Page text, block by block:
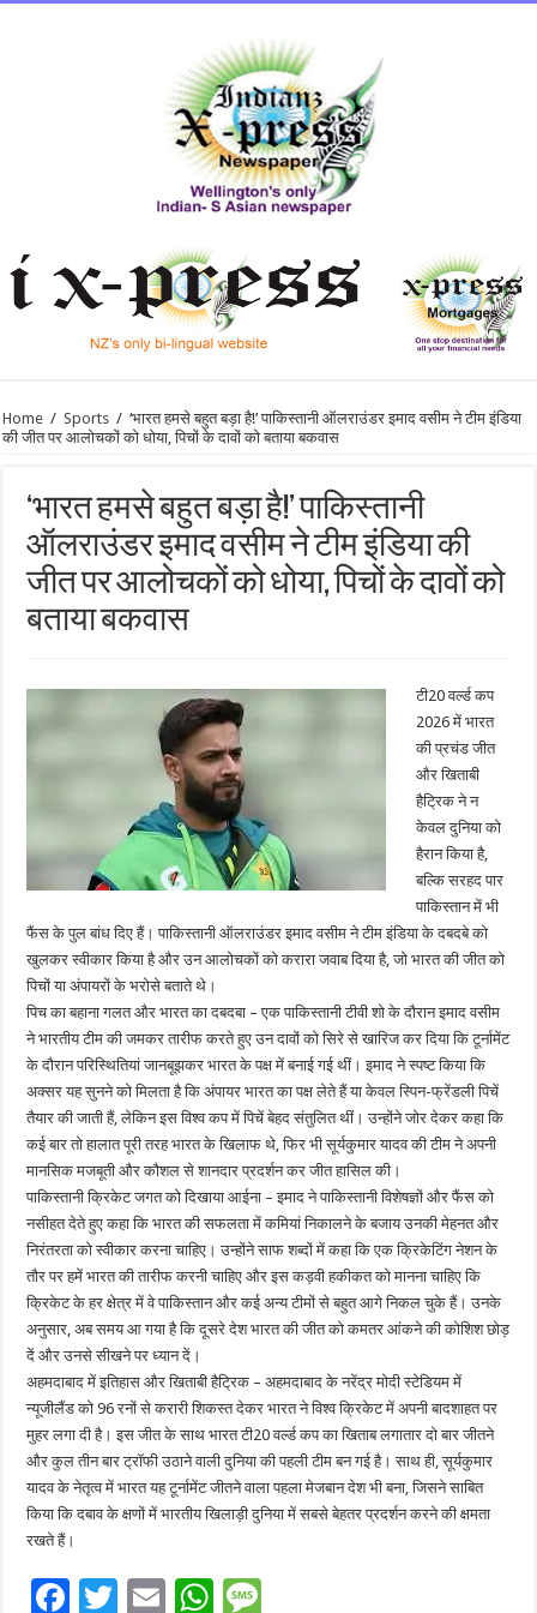
Home / Sports / ‘भारत हमसे बहुत बड़ा है!’ पाकिस्तानी ऑलराउंडर इमाद वसीम ने टीम इंडिया
की जीत पर आलोचकों को धोया, पिचों के दावों को बताया बकवास
‘भारत हमसे बहुत बड़ा है!’ पाकिस्तानी
ऑलराउंडर इमाद वसीम ने टीम इंडिया की
जीत पर आलोचकों को धोया, पिचों के दावों को
बताया बकवास
टी20 वर्ल्ड कप
2026 में भारत
की प्रचंड जीत
और खिताबी
हैट्रिक ने न
केवल दुनिया को
हैरान किया है,
बल्कि सरहद पार
पाकिस्तान में भी
फैंस के पुल बांध दिए हैं। पाकिस्तानी ऑलराउंडर इमाद वसीम ने टीम इंडिया के दबदबे को
खुलकर स्वीकार किया है और उन आलोचकों को करारा जवाब दिया है, जो भारत की जीत को
पिचों या अंपायरों के भरोसे बताते थे।
पिच का बहाना गलत और भारत का दबदबा – एक पाकिस्तानी टीवी शो के दौरान इमाद वसीम
ने भारतीय टीम की जमकर तारीफ करते हुए उन दावों को सिरे से खारिज कर दिया कि टूर्नामेंट
के दौरान परिस्थितियां जानबूझकर भारत के पक्ष में बनाई गई थीं। इमाद ने स्पष्ट किया कि
अक्सर यह सुनने को मिलता है कि अंपायर भारत का पक्ष लेते हैं या केवल स्पिन-फ्रेंडली पिचें
तैयार की जाती हैं, लेकिन इस विश्व कप में पिचें बेहद संतुलित थीं। उन्होंने जोर देकर कहा कि
कई बार तो हालात पूरी तरह भारत के खिलाफ थे, फिर भी सूर्यकुमार यादव की टीम ने अपनी
मानसिक मजबूती और कौशल से शानदार प्रदर्शन कर जीत हासिल की।
पाकिस्तानी क्रिकेट जगत को दिखाया आईना – इमाद ने पाकिस्तानी विशेषज्ञों और फैंस को
नसीहत देते हुए कहा कि भारत की सफलता में कमियां निकालने के बजाय उनकी मेहनत और
निरंतरता को स्वीकार करना चाहिए। उन्होंने साफ शब्दों में कहा कि एक क्रिकेटिंग नेशन के
तौर पर हमें भारत की तारीफ करनी चाहिए और इस कड़वी हकीकत को मानना चाहिए कि
क्रिकेट के हर क्षेत्र में वे पाकिस्तान और कई अन्य टीमों से बहुत आगे निकल चुके हैं। उनके
अनुसार, अब समय आ गया है कि दूसरे देश भारत की जीत को कमतर आंकने की कोशिश छोड़
दें और उनसे सीखने पर ध्यान दें।
अहमदाबाद में इतिहास और खिताबी हैट्रिक – अहमदाबाद के नरेंद्र मोदी स्टेडियम में
न्यूजीलैंड को 96 रनों से करारी शिकस्त देकर भारत ने विश्व क्रिकेट में अपनी बादशाहत पर
मुहर लगा दी है। इस जीत के साथ भारत टी20 वर्ल्ड कप का खिताब लगातार दो बार जीतने
और कुल तीन बार ट्रॉफी उठाने वाली दुनिया की पहली टीम बन गई है। साथ ही, सूर्यकुमार
यादव के नेतृत्व में भारत यह टूर्नामेंट जीतने वाला पहला मेजबान देश भी बना, जिसने साबित
किया कि दबाव के क्षणों में भारतीय खिलाड़ी दुनिया में सबसे बेहतर प्रदर्शन करने की क्षमता
रखते हैं।
F
T
E
W